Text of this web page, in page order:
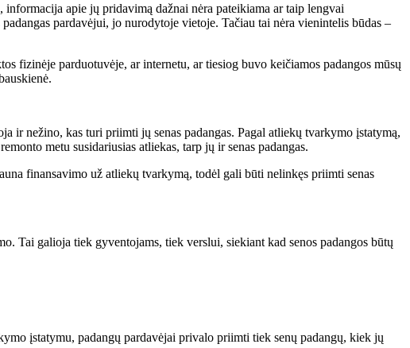
apie jų pridavimą dažnai nėra pateikiama ar taip lengvai
pardavėjui, jo nurodytoje vietoje. Tačiau tai nėra vienintelis būdas –
fizinėje parduotuvėje, ar internetu, ar tiesiog buvo keičiamos padangos mūsų
ir nežino, kas turi priimti jų senas padangas. Pagal atliekų tvarkymo įstatymą,
metu susidariusias atliekas, tarp jų ir senas padangas.
finansavimo už atliekų tvarkymą, todėl gali būti nelinkęs priimti senas
Tai galioja tiek gyventojams, tiek verslui, siekiant kad senos padangos būtų
įstatymu, padangų pardavėjai privalo priimti tiek senų padangų, kiek jų